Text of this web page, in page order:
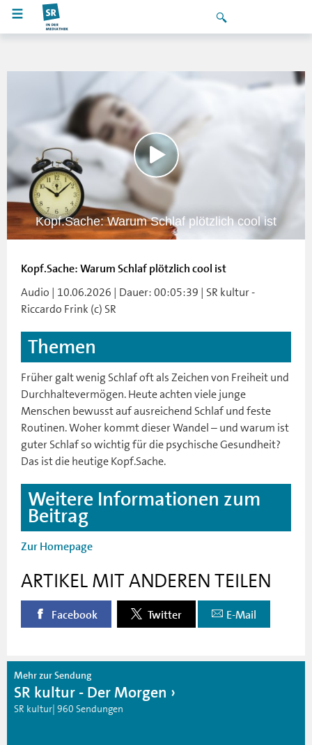
Kopf.Sache: Warum Schlaf plötzlich cool ist
Kopf.Sache: Warum Schlaf plötzlich cool ist
Audio | 10.06.2026 | Dauer: 00:05:39 | SR kultur -
Riccardo Frink (c) SR
Themen
Früher galt wenig Schlaf oft als Zeichen von Freiheit und
Durchhaltevermögen. Heute achten viele junge
Menschen bewusst auf ausreichend Schlaf und feste
Routinen. Woher kommt dieser Wandel – und warum ist
guter Schlaf so wichtig für die psychische Gesundheit?
Das ist die heutige Kopf.Sache.
Weitere Informationen zum
Beitrag
Zur Homepage
ARTIKEL MIT ANDEREN TEILEN
Facebook Twitter E-Mail
Mehr zur Sendung
SR kultur - Der Morgen
SR kultur| 960 Sendungen